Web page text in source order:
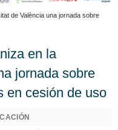
de València una jornada sobre
en la
jornada sobre
en cesión de uso